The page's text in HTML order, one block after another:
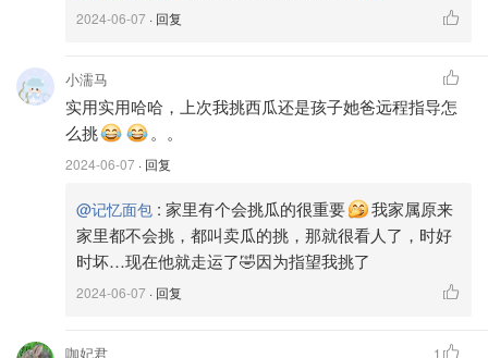
瓜蒂是瓜藤切断后剩下的那部分
2024-06-07 · 回复
小濡马
实用实用哈哈，上次我挑西瓜还是孩子她爸远程指导怎
么挑
。。
2024-06-07 · 回复
@记忆面包 : 家里有个会挑瓜的很重要
我家属原来
家里都不会挑，都叫卖瓜的挑，那就很看人了，时好
时坏…现在他就走运了🤣因为指望我挑了
2024-06-07 · 回复
咖妃君 1